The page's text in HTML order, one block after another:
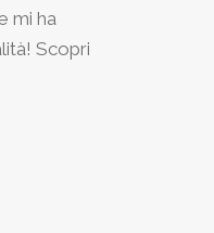
mi ha
Scopri